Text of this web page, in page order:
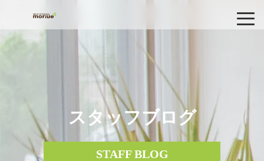
スタッフブログ
STAFF BLOG